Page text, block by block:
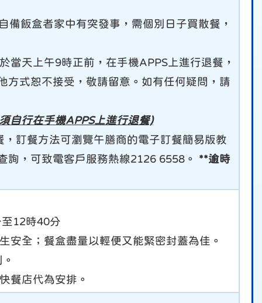
備飯盒者家中有突發事，需個別日子買散餐，
當天上午9時正前，在手機APPS上進行退餐，
方式恕不接受，敬請留意。如有任何疑問，請
自行在手機APPS上進行退餐)
訂餐方法可瀏覽午膳商的電子訂餐簡易版教
詢，可致電客戶服務熱線2126 6558。 **逾時
12時40分
安全；餐盒盡量以輕便又能緊密封蓋為佳。
餐店代為安排。